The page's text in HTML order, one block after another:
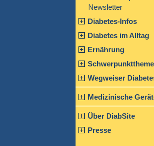
Newsletter
Diabetes-Infos
Diabetes im Alltag
Ernährung
Wegweiser
Medizinische
Über DiabSite
Presse